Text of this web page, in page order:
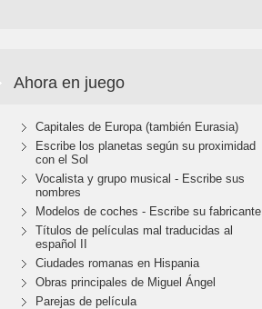
Ahora en juego
Capitales de Europa (también Eurasia)
Escribe los planetas según su proximidad
con el Sol
Vocalista y grupo musical - Escribe sus
nombres
Modelos de coches - Escribe su fabricante
Títulos de películas mal traducidas al
español II
Ciudades romanas en Hispania
Obras principales de Miguel Ángel
Parejas de película